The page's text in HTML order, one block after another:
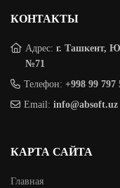
КОНТАКТЫ
Адрес: г. Ташкент,
№71
Телефон: +998 99 797
Email: info@absoft.uz
КАРТА САЙТА
Главная